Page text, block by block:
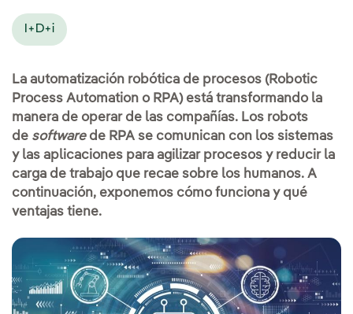
I+D+i
La automatización robótica de procesos (Robotic
Process Automation o RPA) está transformando la
manera de operar de las compañías. Los robots
de software de RPA se comunican con los sistemas
y las aplicaciones para agilizar procesos y reducir la
carga de trabajo que recae sobre los humanos. A
continuación, exponemos cómo funciona y qué
ventajas tiene.